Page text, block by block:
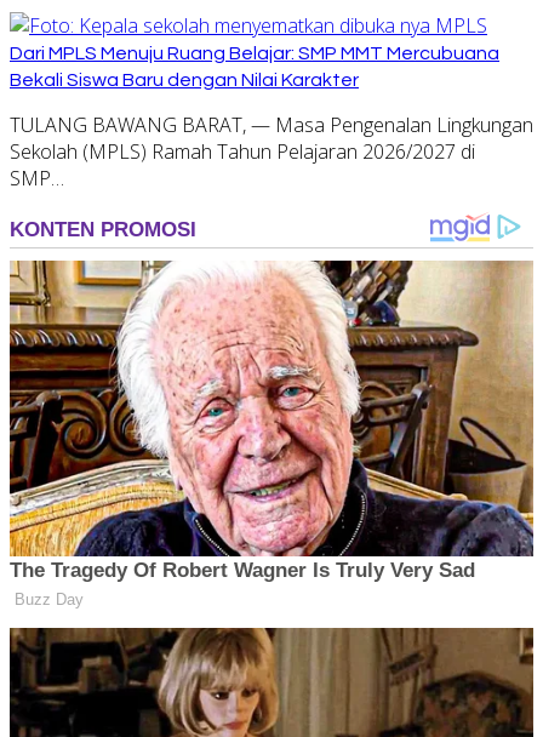
Dari MPLS Menuju Ruang Belajar: SMP MMT Mercubuana
Bekali Siswa Baru dengan Nilai Karakter
TULANG BAWANG BARAT, — Masa Pengenalan Lingkungan
Sekolah (MPLS) Ramah Tahun Pelajaran 2026/2027 di
SMP…